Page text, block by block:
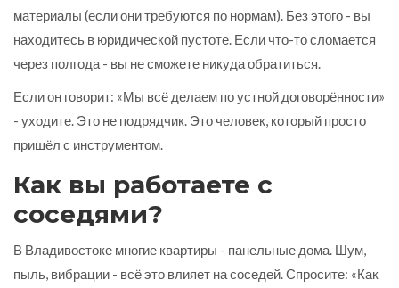
материалы (если они требуются по нормам). Без этого - вы
находитесь в юридической пустоте. Если что-то сломается
через полгода - вы не сможете никуда обратиться.
Если он говорит: «Мы всё делаем по устной договорённости»
- уходите. Это не подрядчик. Это человек, который просто
пришёл с инструментом.
Как вы работаете с
соседями?
В Владивостоке многие квартиры - панельные дома. Шум,
пыль, вибрации - всё это влияет на соседей. Спросите: «Как